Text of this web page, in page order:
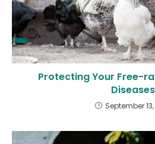
Protecting Your Free-
Diseases
September 13,